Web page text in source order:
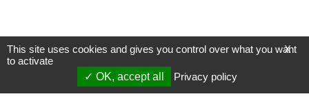
X
This site uses cookies and gives you control over what you want
to activate
OK, accept all
Privacy policy